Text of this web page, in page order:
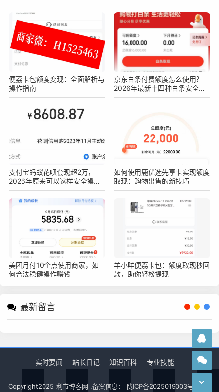
便荔卡包额度变现：全面解析与
操作指南
京东白条付费额度怎么使用？
2026年最新十四种白条安全操
作方法
支付宝蚂蚁花呗套现超2万，
2026年原来可以这样安全操作
不被查！真实亲测方法分享
如何使用鹿优选先享卡实现额度
取现：购物出售的新技巧
美团月付10个点使用商家，如
何合法稳健操作赚钱
羊小咩便荔卡包：额度取现秒回
款，助你轻松提现
最新留言
实时要闻 站长日记 知识百科 专业技能
Copyright2025 利市博客网 .备案信息： 陇ICP备2025019003号-1